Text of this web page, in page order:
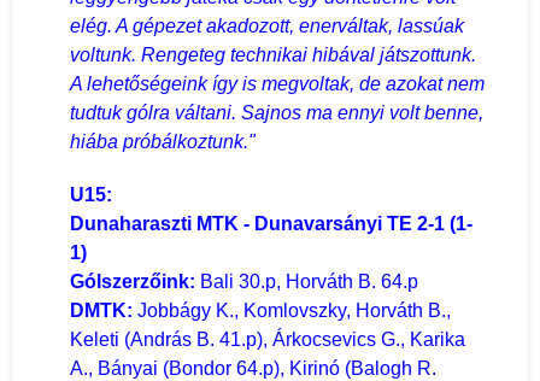
elég. A gépezet akadozott, enerváltak, lassúak
voltunk. Rengeteg technikai hibával játszottunk.
A lehetőségeink így is megvoltak, de azokat nem
tudtuk gólra váltani. Sajnos ma ennyi volt benne,
hiába próbálkoztunk."
U15:
Dunaharaszti MTK - Dunavarsányi TE 2-1 (1-
1)
Gólszerzőink: Bali 30.p, Horváth B. 64.p
DMTK: Jobbágy K., Komlovszky, Horváth B.,
Keleti (András B. 41.p), Árkocsevics G., Karika
A., Bányai (Bondor 64.p), Kirinó (Balogh R.